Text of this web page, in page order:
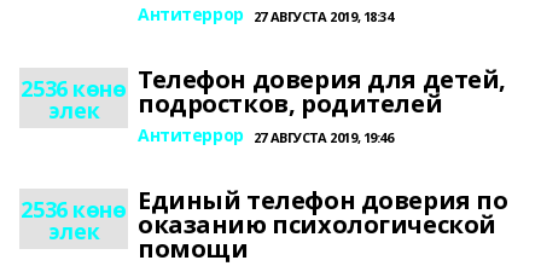
Антитеррор 27 АВГУСТА 2019, 18:34
2536 көнө
элек
Телефон доверия для детей,
подростков, родителей
Антитеррор 27 АВГУСТА 2019, 19:46
2536 көнө
элек
Единый телефон доверия по
оказанию психологической
помощи